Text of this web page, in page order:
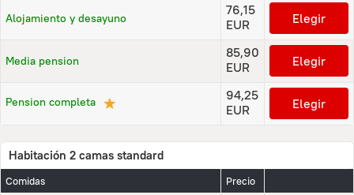
Alojamiento y desayuno
76,15
EUR
Elegir
Media pension
85,90
EUR
Elegir
Pension completa ★
94,25
EUR
Elegir
Habitación 2 camas standard
Comidas Precio